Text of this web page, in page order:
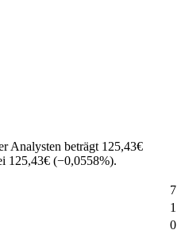
Analysten beträgt 125,43€
125,43€ (−0,0558%).
7
1
0